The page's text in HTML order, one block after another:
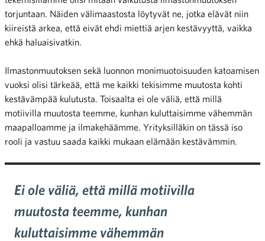
torjuntaan. Näiden välimaastosta löytyvät ne, jotka elävät niin
kiireistä arkea, että eivät ehdi miettiä arjen kestävyyttä, vaikka
ehkä haluaisivatkin.
Ilmastonmuutoksen sekä luonnon monimuotoisuuden katoamisen
vuoksi olisi tärkeää, että me kaikki tekisimme muutosta kohti
kestävämpää kulutusta. Toisaalta ei ole väliä, että millä
motiivilla muutosta teemme, kunhan kuluttaisimme vähemmän
maapalloamme ja ilmakehäämme. Yrityksilläkin on tässä iso
rooli ja vastuu saada kaikki mukaan elämään kestävämmin.
Ei ole väliä, että millä motiivilla
muutosta teemme, kunhan
kuluttaisimme vähemmän